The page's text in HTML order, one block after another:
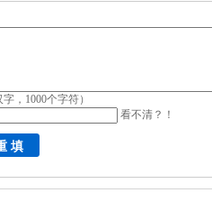
，1000个字符）
看不清？！